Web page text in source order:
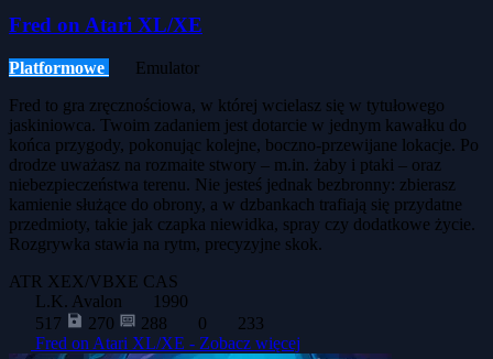
Fred on Atari XL/XE
Platformowe
Emulator
Fred to gra zręcznościowa, w której wcielasz się w tytułowego
jaskiniowca. Twoim zadaniem jest dotarcie w jednym kawałku do
końca przygody, pokonując kolejne, boczno-przewijane lokacje. Po
drodze uważasz na rozmaite stwory – m.in. żaby i ptaki – oraz
niebezpieczeństwa terenu. Nie jesteś jednak bezbronny: zbierasz
kamienie służące do obrony, a w dzbankach trafiają się przydatne
przedmioty, takie jak czapka niewidka, spray czy dodatkowe życie.
Rozgrywka stawia na rytm, precyzyjne skok.
ATR XEX/VBXE CAS
L.K. Avalon
1990
517
270 288 0
233
Fred on Atari XL/XE - Zobacz więcej